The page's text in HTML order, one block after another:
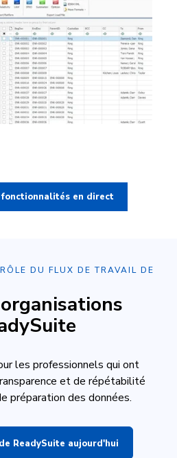
fonctionnalités en direct
DU FLUX DE TRAVAIL DE
les professionnels qui ont
et de répétabilité
préparation des données.
ReadySuite aujourd'hui